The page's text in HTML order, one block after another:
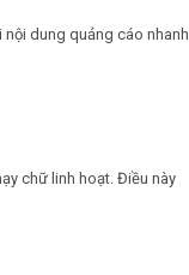
dung quảng cáo nhanh
chữ linh hoạt. Điều này